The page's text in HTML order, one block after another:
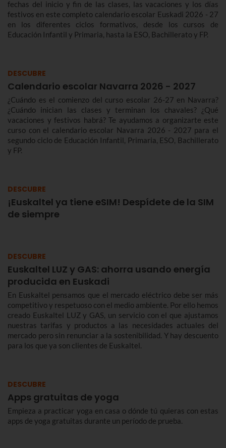
fechas del inicio y fin de las clases, las vacaciones y los días
festivos en este completo calendario escolar Euskadi 2026 - 27
en los diferentes ciclos formativos, desde los cursos de
Educación Infantil y Primaria, hasta la ESO, Bachillerato y FP.
DESCUBRE
Calendario escolar Navarra 2026 - 2027
¿Cuándo es el comienzo del curso escolar 26-27 en Navarra?
¿Cuándo inician las clases y terminan los chavales? ¿Qué
vacaciones y festivos habrá? Te ayudamos a organizarte este
curso con el calendario escolar Navarra 2026 - 2027 para el
segundo ciclo de Educación Infantil, Primaria, ESO, Bachillerato
y FP.
DESCUBRE
¡Euskaltel ya tiene eSIM! Despídete de la SIM
de siempre
DESCUBRE
Euskaltel LUZ y GAS: ahorra usando energía
producida en Euskadi
En Euskaltel pensamos que el mercado eléctrico debe ser más
competitivo y respetuoso con el medio ambiente. Por ello hemos
creado Euskaltel LUZ y GAS, un servicio con el que ajustamos
nuestras tarifas y productos a las necesidades actuales del
mercado pero sin renunciar a la sostenibilidad. Y hay descuento
para los que ya son clientes de Euskaltel.
DESCUBRE
Apps gratuitas de yoga
Empieza a practicar yoga en casa o dónde tú quieras con estas
apps de yoga gratuitas durante un período de prueba.